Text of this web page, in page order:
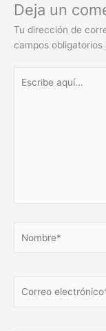
Deja un
Tu dirección de
campos
aquí...
electrónico*